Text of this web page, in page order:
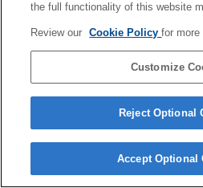
Terms of Use Contact Us
the full functionality of this website
Review our Cookie Policyfor more
Customize
Reject Optional
Accept Optional